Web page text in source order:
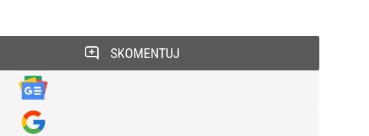
SKOMENTUJ